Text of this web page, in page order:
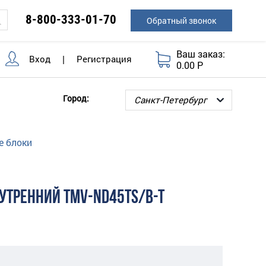
8-800-333-01-70 Обратный звонок
Вход | Регистрация
Ваш заказ:
0.00 Р
Город:
блоки
TMV-ND45TS/B-T